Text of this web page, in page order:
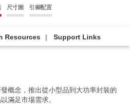
尺寸圖 引腳配置
Resources Support Links
概念，推出從小型品到大功率封裝的
滿足市場需求。